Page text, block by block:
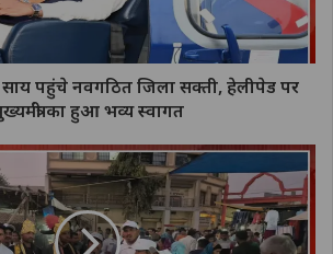
साय पहुंचे नवगठित जिला सक्ती, हेलीपेड पर
का हुआ भव्य स्वागत